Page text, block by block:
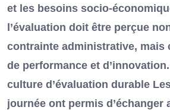
et les besoins socio-
l’évaluation doit être perçue
contrainte administrative, mais
de performance et
culture d’évaluation durable
journée ont permis d’échanger